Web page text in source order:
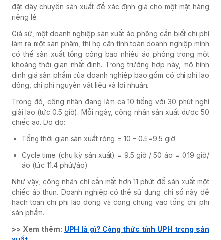
đặt dây chuyền sản xuất để xác định giá cho một mặt hàng
riêng lẻ.
Giả sử, một doanh nghiệp sản xuất áo phông cần biết chi phí
làm ra một sản phẩm, thì họ cần tính toán doanh nghiệp mình
có thể sản xuất tổng cộng bao nhiêu áo phông trong một
khoảng thời gian nhất định. Trong trường hợp này, mô hình
định giá sản phẩm của doanh nghiệp bao gồm có chi phí lao
động, chi phí nguyên vật liệu và lợi nhuận.
Trong đó, công nhân đang làm ca 10 tiếng với 30 phút nghỉ
giải lao (tức 0.5 giờ). Mỗi ngày, công nhân sản xuất được 50
chiếc áo. Do đó:
Tổng thời gian sản xuất ròng = 10 – 0.5=9.5 giờ
Cycle time (chu kỳ sản xuất) = 9.5 giờ / 50 áo = 0.19 giờ/
áo (tức 11.4 phút/áo)
Như vậy, công nhân chỉ cần mất hơn 11 phút để sản xuất một
chiếc áo thun. Doanh nghiệp có thể sử dụng chỉ số này để
hạch toán chi phí lao động và cộng chúng vào tổng chi phí
sản phẩm.
>> Xem thêm: UPH là gì? Công thức tính UPH trong sản